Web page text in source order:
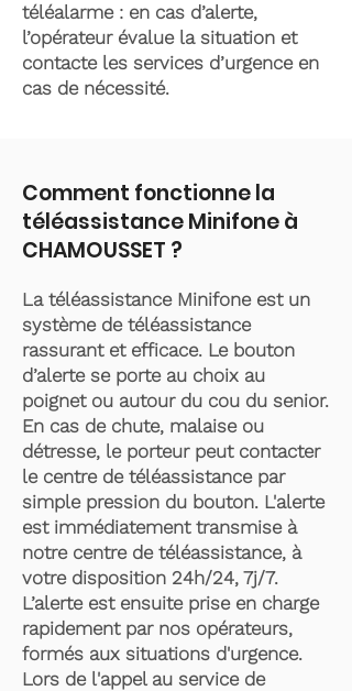
téléalarme : en cas d’alerte,
l’opérateur évalue la situation et
contacte les services d’urgence en
cas de nécessité.
Comment fonctionne la
téléassistance Minifone à
CHAMOUSSET ?
La téléassistance Minifone est un
système de téléassistance
rassurant et efficace. Le bouton
d’alerte se porte au choix au
poignet ou autour du cou du senior.
En cas de chute, malaise ou
détresse, le porteur peut contacter
le centre de téléassistance par
simple pression du bouton. L'alerte
est immédiatement transmise à
notre centre de téléassistance, à
votre disposition 24h/24, 7j/7.
L’alerte est ensuite prise en charge
rapidement par nos opérateurs,
formés aux situations d'urgence.
Lors de l'appel au service de